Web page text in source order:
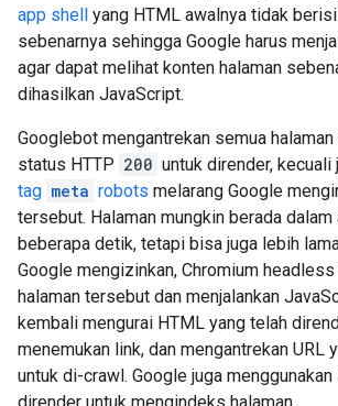
app shell yang HTML awalnya tidak
sebenarnya sehingga Google harus
agar dapat melihat konten halaman
dihasilkan JavaScript.
Googlebot mengantrekan semua
status HTTP 200 untuk dirender, kecuali
tag meta robots melarang Google
tersebut. Halaman mungkin berada
beberapa detik, tetapi bisa juga lebih
Google mengizinkan, Chromium
halaman tersebut dan menjalankan
kembali mengurai HTML yang telah
menemukan link, dan mengantrekan URL
untuk di-crawl. Google juga